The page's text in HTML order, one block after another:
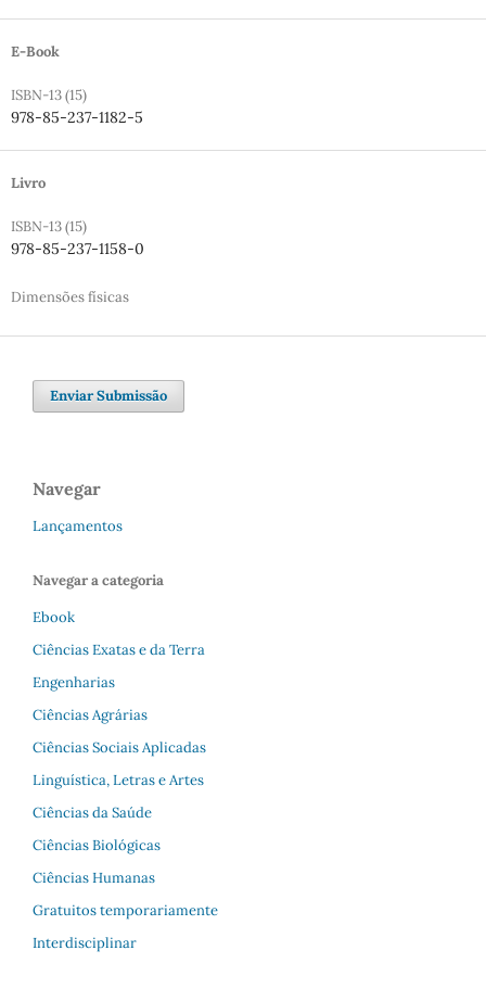
E-Book
ISBN-13 (15)
978-85-237-1182-5
Livro
ISBN-13 (15)
978-85-237-1158-0
Dimensões físicas
Enviar Submissão
Navegar
Lançamentos
Navegar a categoria
Ebook
Ciências Exatas e da Terra
Engenharias
Ciências Agrárias
Ciências Sociais Aplicadas
Linguística, Letras e Artes
Ciências da Saúde
Ciências Biológicas
Ciências Humanas
Gratuitos temporariamente
Interdisciplinar